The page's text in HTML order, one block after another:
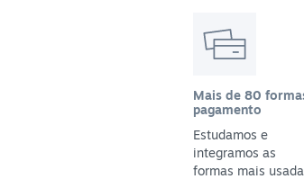
Mais de 80
pagamento
Estudamos e
integramos as
formas mais